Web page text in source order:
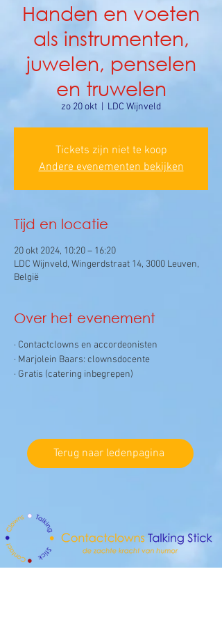
Handen en voeten
als instrumenten,
juwelen, penselen
en truwelen
zo 20 okt LDC Wijnveld
Tickets zijn niet te koop
Andere evenementen bekijken
Tijd en locatie
20 okt 2024, 10:20 – 16:20
LDC Wijnveld, Wingerdstraat 14, 3000 Leuven,
België
Over het evenement
· Contactclowns en accordeonisten
· Marjolein Baars: clownsdocente
· Gratis (catering inbegrepen)
Terug naar ledenpagina